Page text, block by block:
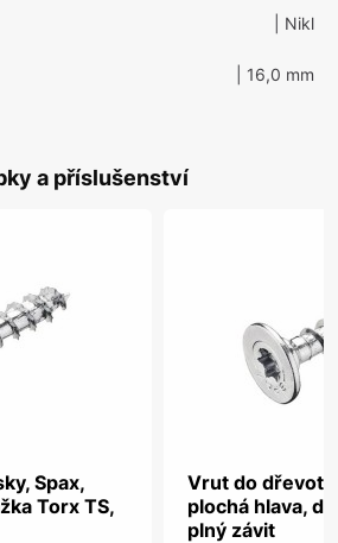
| Nikl
| 16,0 mm
a příslušenství
Spax,
Torx TS,
Vrut do
plochá hlava,
plný závit